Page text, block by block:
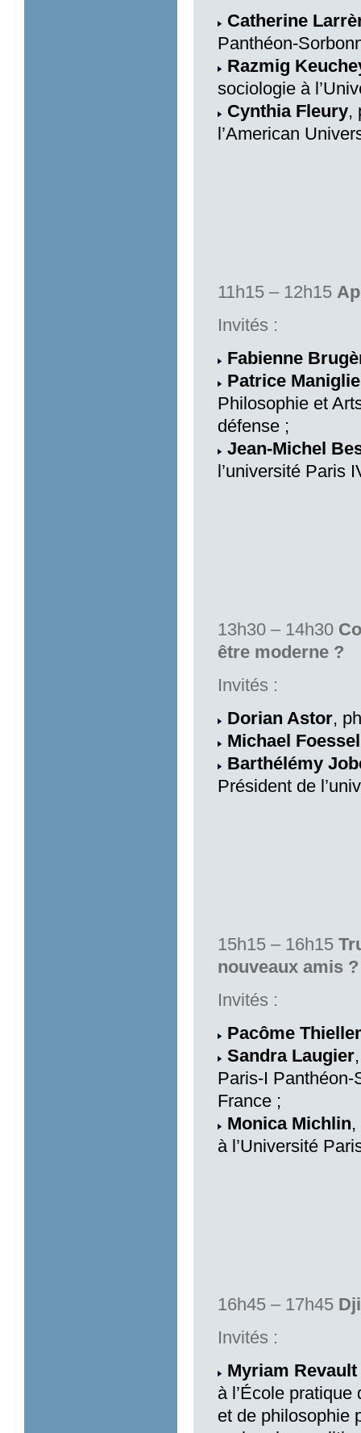
Catherine
Panthéon-
Razmig
sociologie à
Cynthia Fleury,
l’American
11h15 – 12h15
Invités :
Fabienne
Patrice
Philosophie et
défense ;
Jean-Michel
l’université Paris
13h30 – 14h30
être moderne ?
Invités :
Dorian Astor,
Michael Foessel
Barthélémy
Président de
15h15 – 16h15
nouveaux amis ?
Invités :
Pacôme
Sandra Laugier
Paris-I Panthéon-
France ;
Monica Michlin
à l’Université
16h45 – 17h45
Invités :
Myriam Revault
à l’École
et de philosophie